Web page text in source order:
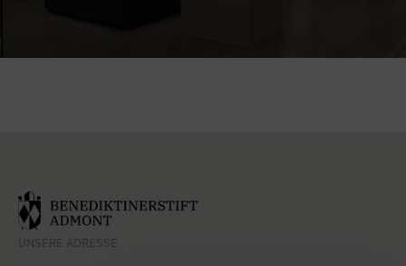
UNSERE ADRESSE